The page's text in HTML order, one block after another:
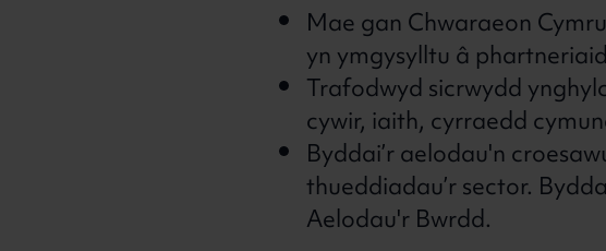
Mae gan Chwaraeon
yn ymgysylltu â
Trafodwyd sicrwydd
cywir, iaith, cyrraedd
Byddai’r aelodau'n
thueddiadau’r sector.
Aelodau'r Bwrdd.